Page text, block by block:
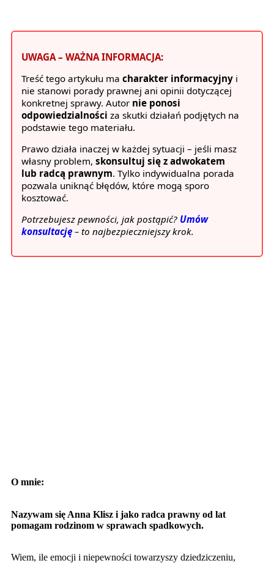
O mnie:
Nazywam się Anna Klisz i jako radca prawny od lat
pomagam rodzinom w sprawach spadkowych.
Wiem, ile emocji i niepewności towarzyszy dziedziczeniu,
UWAGA – WAŻNA INFORMACJA:
Treść tego artykułu ma charakter informacyjny i
nie stanowi porady prawnej ani opinii dotyczącej
konkretnej sprawy. Autor nie ponosi
odpowiedzialności za skutki działań podjętych na
podstawie tego materiału.
Prawo działa inaczej w każdej sytuacji – jeśli masz
własny problem, skonsultuj się z adwokatem
lub radcą prawnym. Tylko indywidualna porada
pozwala uniknąć błędów, które mogą sporo
kosztować.
Potrzebujesz pewności, jak postąpić? Umów
konsultację – to najbezpieczniejszy krok.